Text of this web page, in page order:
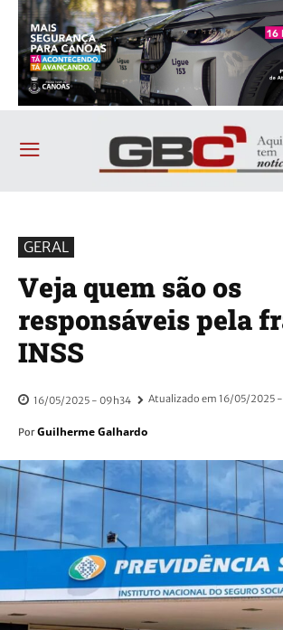
GERAL
Veja quem são os
responsáveis pela
INSS
16/05/2025 - 09h34 Atualizado em 16/05/2025
Por Guilherme Galhardo